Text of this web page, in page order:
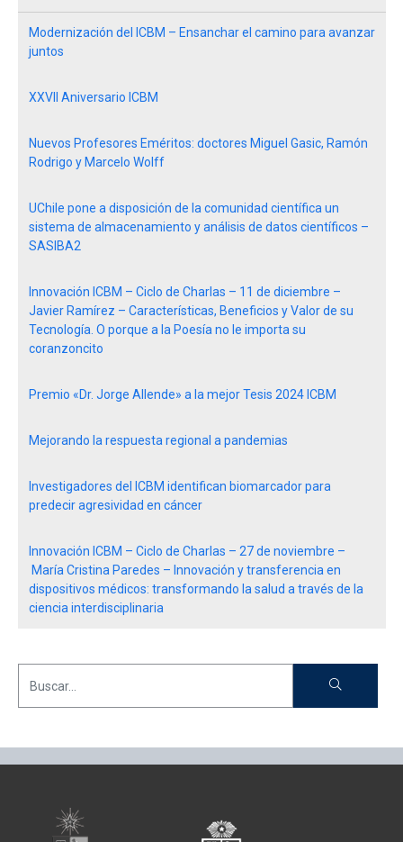
Modernización del ICBM – Ensanchar el camino para avanzar
juntos
XXVII Aniversario ICBM
Nuevos Profesores Eméritos: doctores Miguel Gasic, Ramón
Rodrigo y Marcelo Wolff
UChile pone a disposición de la comunidad científica un
sistema de almacenamiento y análisis de datos científicos –
SASIBA2
Innovación ICBM – Ciclo de Charlas – 11 de diciembre –
Javier Ramírez – Características, Beneficios y Valor de su
Tecnología. O porque a la Poesía no le importa su
coranzoncito
Premio «Dr. Jorge Allende» a la mejor Tesis 2024 ICBM
Mejorando la respuesta regional a pandemias
Investigadores del ICBM identifican biomarcador para
predecir agresividad en cáncer
Innovación ICBM – Ciclo de Charlas – 27 de noviembre –
María Cristina Paredes – Innovación y transferencia en
dispositivos médicos: transformando la salud a través de la
ciencia interdisciplinaria